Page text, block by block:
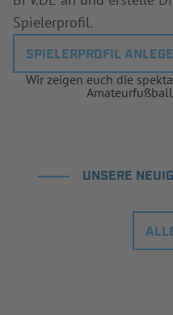
Spielerprofil.
SPIELERPROFIL
Wir zeigen euch die
UNSERE